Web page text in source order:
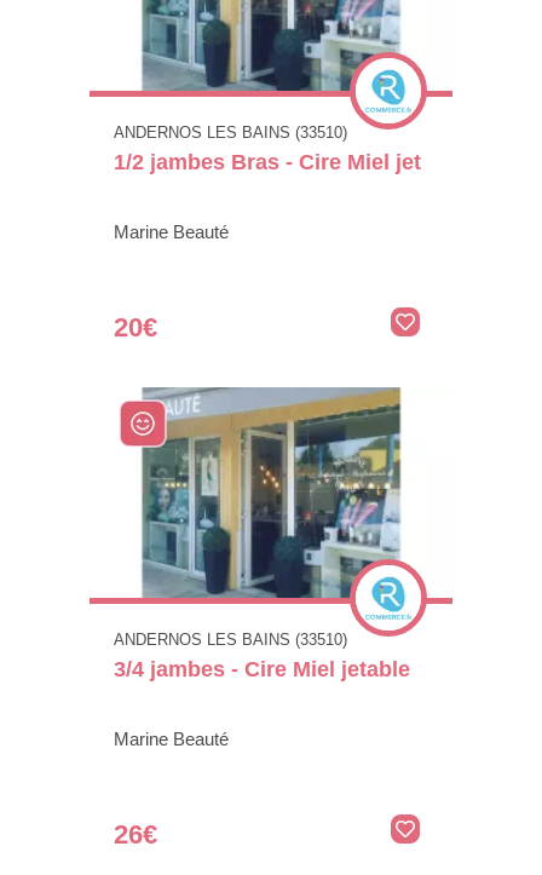
ANDERNOS LES BAINS (33510)
1/2 jambes Bras - Cire Miel jet
Marine Beauté
20€
ANDERNOS LES BAINS (33510)
3/4 jambes - Cire Miel jetable
Marine Beauté
26€